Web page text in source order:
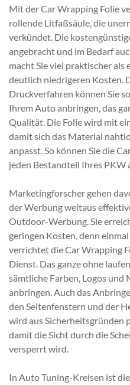
Mit der Car Wrapping Folie
rollende Litfaßsäule, die
verkündet. Die
angebracht und im Bedarf
macht Sie viel praktischer
deutlich niedrigeren Kosten.
Druckverfahren können Sie
Ihrem Auto anbringen, das
Qualität. Die Folie wird mit
damit sich das Material
anpasst. So können Sie die
jeden Bestandteil Ihres PKW
Marketingforscher gehen
der Werbung weitaus
Outdoor-Werbung. Sie
geringen Kosten, denn
verrichtet die Car Wrapping
Dienst. Das ganze ohne
sämtliche Farben, Logos
anbringen. Auch das
den Seitenfenstern und der
wird aus Sicherheitsgründen
damit die Sicht durch die
versperrt wird.
In Auto Tuning-Kreisen ist